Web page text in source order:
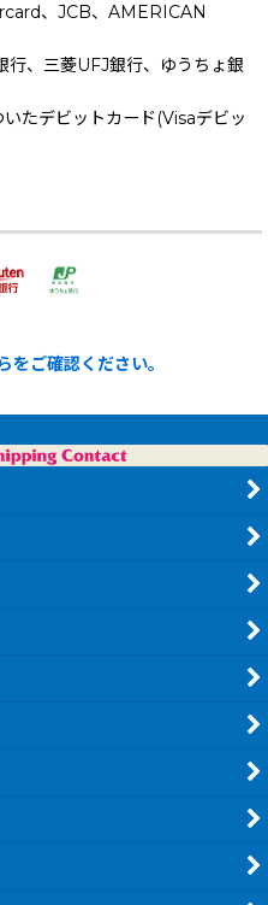
、JCB、AMERICAN
行、三菱UFJ銀行、ゆうちょ銀
いたデビットカード(Visaデビッ
ご確認ください。